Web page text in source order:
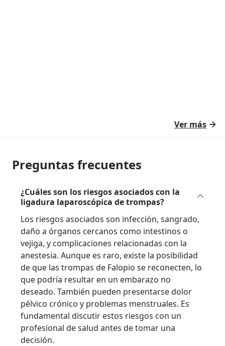
Ver más
Preguntas frecuentes
¿Cuáles son los riesgos asociados con la
ligadura laparoscópica de trompas?
Los riesgos asociados son infección, sangrado,
daño a órganos cercanos como intestinos o
vejiga, y complicaciones relacionadas con la
anestesia. Aunque es raro, existe la posibilidad
de que las trompas de Falopio se reconecten, lo
que podría resultar en un embarazo no
deseado. También pueden presentarse dolor
pélvico crónico y problemas menstruales. Es
fundamental discutir estos riesgos con un
profesional de salud antes de tomar una
decisión.